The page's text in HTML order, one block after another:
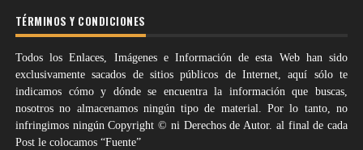
TÉRMINOS Y CONDICIONES
Todos los Enlaces, Imágenes e Información de esta Web han sido
exclusivamente sacados de sitios públicos de Internet, aquí sólo te
indicamos cómo y dónde se encuentra la información que buscas,
nosotros no almacenamos ningún tipo de material. Por lo tanto, no
infringimos ningún Copyright © ni Derechos de Autor. al final de cada
Post le colocamos “Fuente”